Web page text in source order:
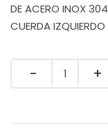
DE ACERO INOX
CUERDA IZQUIERDO
Quantity